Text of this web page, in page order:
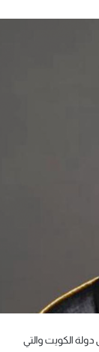
للغزو العراقي الغاشم على دولة الكويت والتي